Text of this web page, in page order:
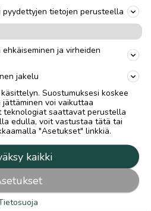
tietojen perusteella
ja virheiden
jakelu
Suostumuksesi koskee
voi vaikuttaa
teknologiat saattavat perustella
edulla, voit vastustaa tätä tai
"Asetukset" linkkiä.
kaikki